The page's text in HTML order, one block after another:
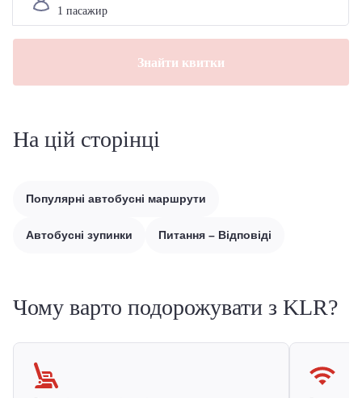
Знайти квитки
На цій сторінці
Популярні автобусні маршрути
Автобусні зупинки Питання – Відповіді
Чому варто подорожувати з KLR?